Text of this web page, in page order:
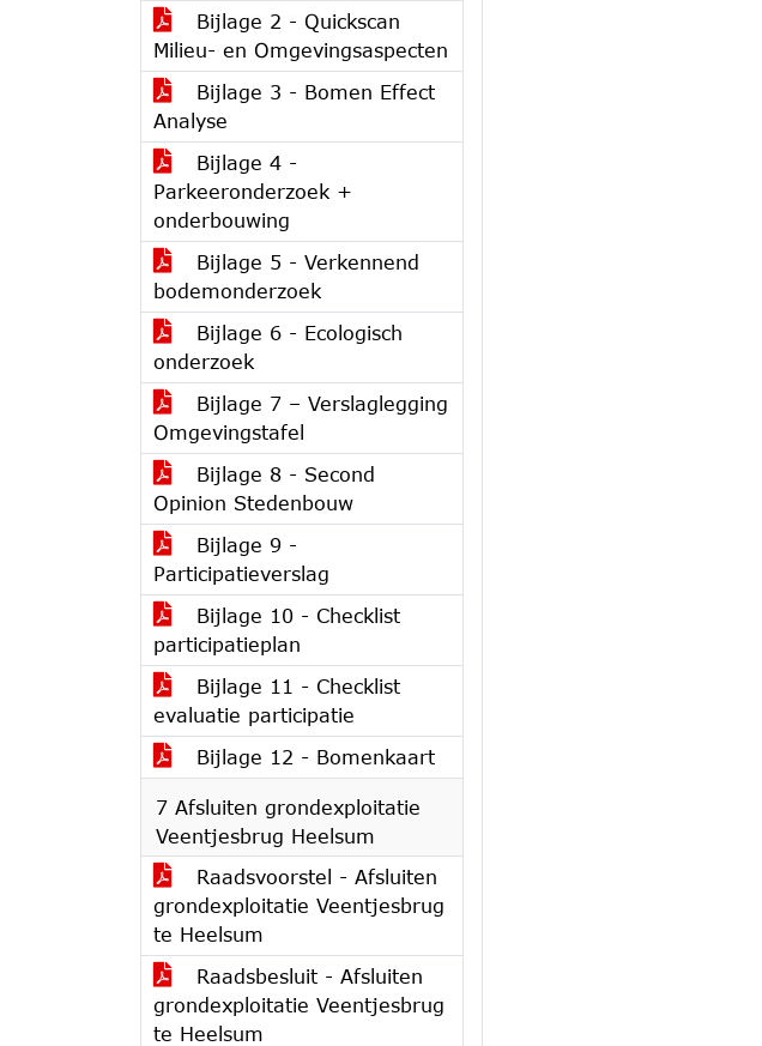
Bijlage 2 - Quickscan
Milieu- en Omgevingsaspecten
Bijlage 3 - Bomen Effect
Analyse
Bijlage 4 -
Parkeeronderzoek +
onderbouwing
Bijlage 5 - Verkennend
bodemonderzoek
Bijlage 6 - Ecologisch
onderzoek
Bijlage 7 – Verslaglegging
Omgevingstafel
Bijlage 8 - Second
Opinion Stedenbouw
Bijlage 9 -
Participatieverslag
Bijlage 10 - Checklist
participatieplan
Bijlage 11 - Checklist
evaluatie participatie
Bijlage 12 - Bomenkaart
7 Afsluiten grondexploitatie
Veentjesbrug Heelsum
Raadsvoorstel - Afsluiten
grondexploitatie Veentjesbrug
te Heelsum
Raadsbesluit - Afsluiten
grondexploitatie Veentjesbrug
te Heelsum